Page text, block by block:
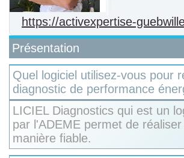
https://activexpertise-
Présentation
Quel logiciel utilisez-vous pour
diagnostic de performance
LICIEL Diagnostics qui est un
par l'ADEME permet de
manière fiable.